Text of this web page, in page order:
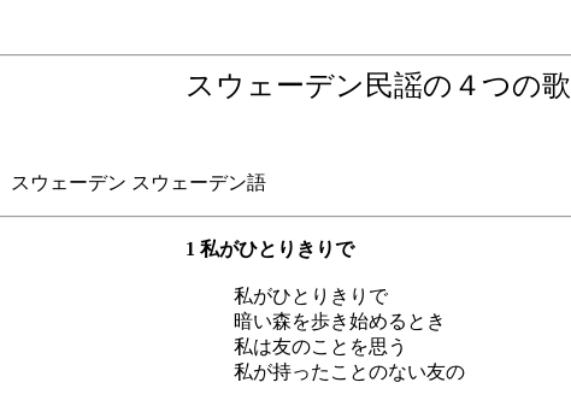
スウェーデン民謡の４つの歌
スウェーデン スウェーデン語
1 私がひとりきりで
私がひとりきりで
暗い森を歩き始めるとき
私は友のことを思う
私が持ったことのない友の